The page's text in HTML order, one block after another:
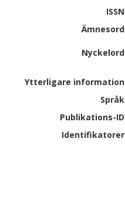
ISSN
Ämnesord
Nyckelord
Ytterligare information
Språk
Publikations-ID
Identifikatorer